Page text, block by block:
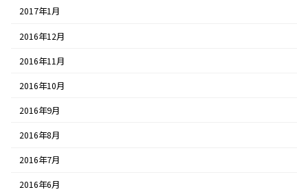
2017年1月
2016年12月
2016年11月
2016年10月
2016年9月
2016年8月
2016年7月
2016年6月